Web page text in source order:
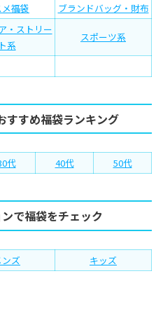
メ福袋 ブランドバッグ・財布
・ストリー
ト系
スポーツ系
すめ福袋ランキング
代 40代 50代
で福袋をチェック
ンズ キッズ